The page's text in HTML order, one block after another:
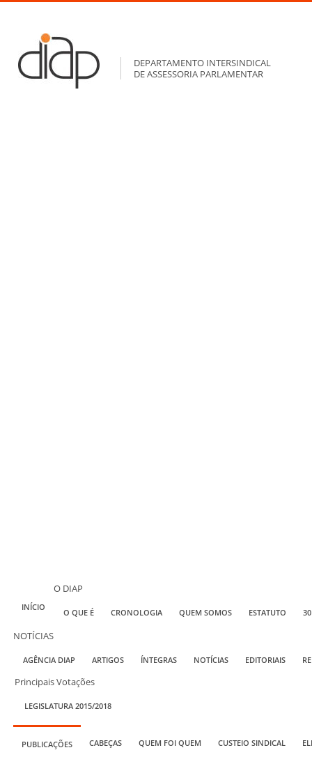
DEPARTAMENTO INTERSINDICAL
DE ASSESSORIA PARLAMENTAR
INÍCIO
O DIAP
O QUE É CRONOLOGIA QUEM SOMOS ESTATUTO
NOTÍCIAS
AGÊNCIA DIAP ARTIGOS ÍNTEGRAS NOTÍCIAS EDITORIAIS
Principais Votações
LEGISLATURA 2015/2018
PUBLICAÇÕES CABEÇAS QUEM FOI QUEM CUSTEIO SINDICAL